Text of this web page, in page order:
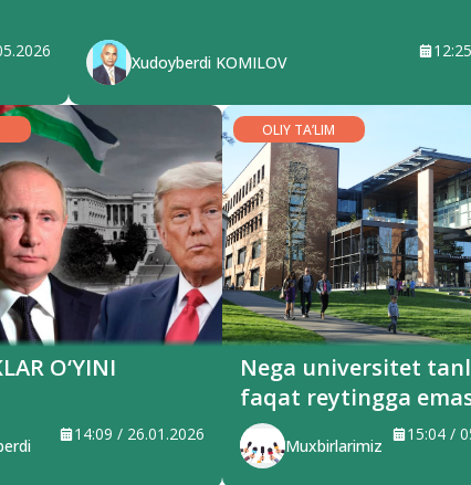
Xudoyberdi KOMILOV
O‘YINI
14:09 / 26.01.2026
OLIY TA’LIM
Nega universitet
faqat reytingga
kampusga ham
berish kerak?
Muxbirlarimiz
15:04 /